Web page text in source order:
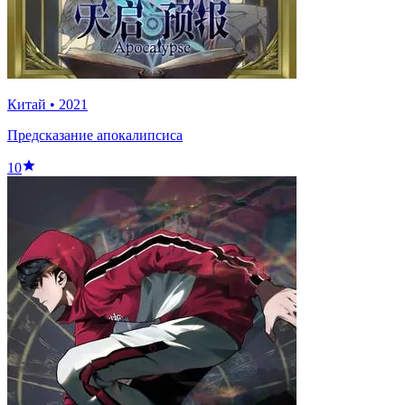
Китай • 2021
Предсказание апокалипсиса
10